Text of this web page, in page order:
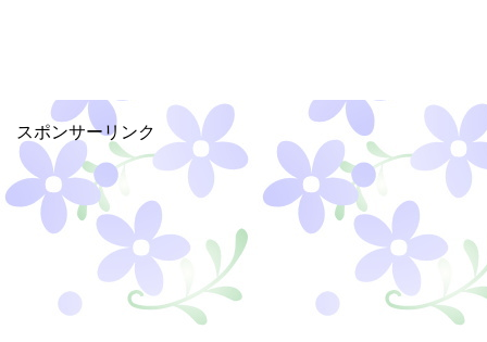
スポンサーリンク